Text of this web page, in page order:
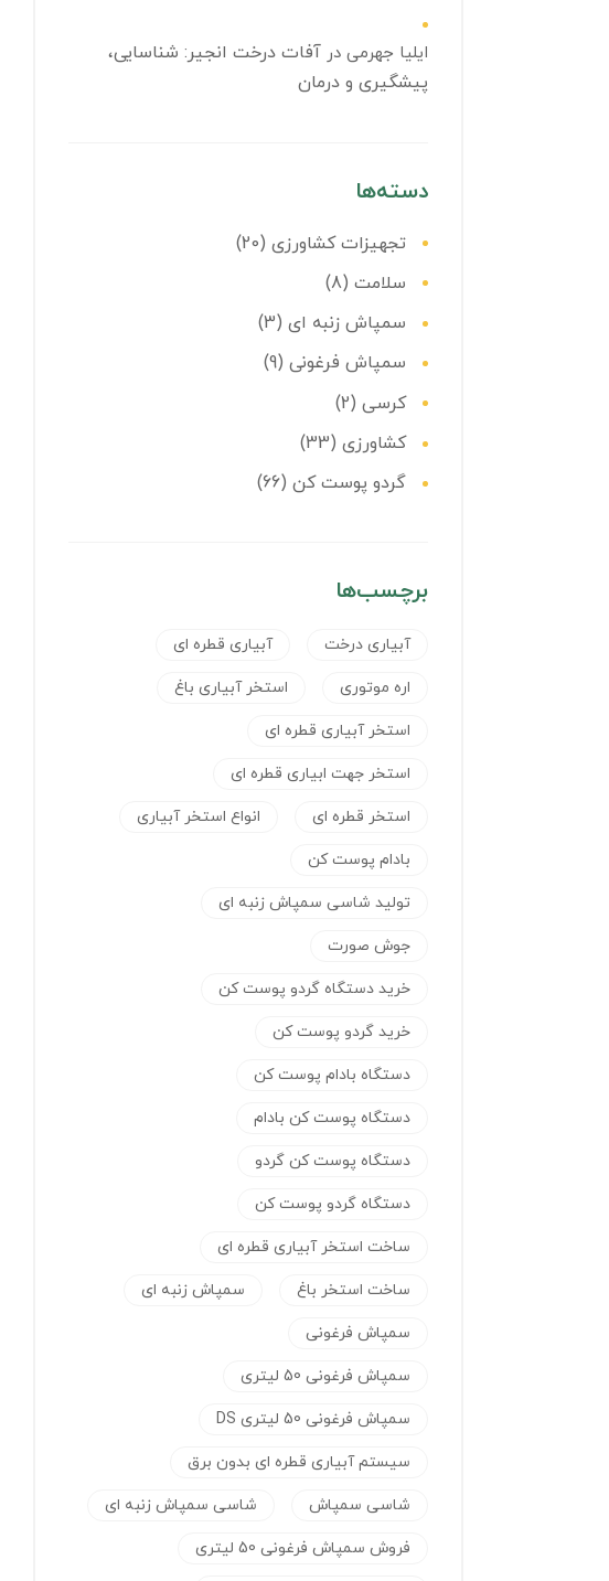
ایلیا جهرمی در آفات درخت انجیر: شناسایی،
پیشگیری و درمان
دسته‌ها
تجهیزات کشاورزی (20)
سلامت (8)
سمپاش زنبه ای (3)
سمپاش فرغونی (9)
کرسی (2)
کشاورزی (33)
گردو پوست کن (66)
برچسب‌ها
آبیاری درخت آبیاری قطره ای
اره موتوری استخر آبیاری باغ
استخر آبیاری قطره ای
استخر جهت ابیاری قطره ای
استخر قطره ای انواع استخر آبیاری
بادام پوست کن
تولید شاسی سمپاش زنبه ای
جوش صورت
خرید دستگاه گردو پوست کن
خرید گردو پوست کن
دستگاه بادام پوست کن
دستگاه پوست کن بادام
دستگاه پوست کن گردو
دستگاه گردو پوست کن
ساخت استخر آبیاری قطره ای
ساخت استخر باغ سمپاش زنبه ای
سمپاش فرغونی
سمپاش فرغونی 50 لیتری
سمپاش فرغونی 50 لیتری DS
سیستم آبیاری قطره ای بدون برق
شاسی سمپاش شاسی سمپاش زنبه ای
فروش سمپاش فرغونی 50 لیتری